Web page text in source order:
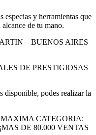
especias y herramientas que
de tu mano.
– BUENOS AIRES
DE PRESTIGIOSAS
disponible, podes realizar la
MAXIMA CATEGORIA:
DE 80.000 VENTAS